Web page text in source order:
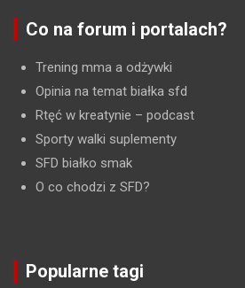
Co na forum i portalach?
Trening mma a odżywki
Opinia na temat białka sfd
Rtęć w kreatynie – podcast
Sporty walki suplementy
SFD białko smak
O co chodzi z SFD?
Popularne tagi